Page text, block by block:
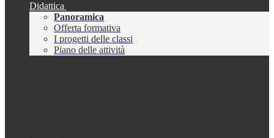
Didattica
Panoramica
Offerta formativa
I progetti delle classi
Piano delle attività